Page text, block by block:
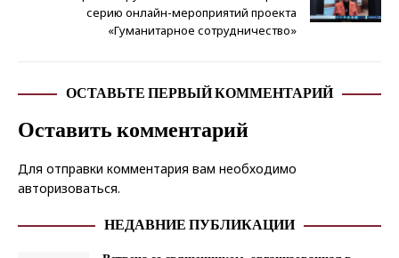
серию онлайн-мероприятий проекта
«Гуманитарное сотрудничество»
ОСТАВЬТЕ ПЕРВЫЙ КОММЕНТАРИЙ
Оставить комментарий
Для отправки комментария вам необходимо
авторизоваться.
НЕДАВНИЕ ПУБЛИКАЦИИ